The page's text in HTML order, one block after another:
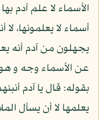
الأسماء لا علم آدم
أسماء لا يعلمونها،
يجهلون من آدم أنه
عن الأسماء وجه و
بقوله: قال يا آدم
يعلمها لا أن يسأل